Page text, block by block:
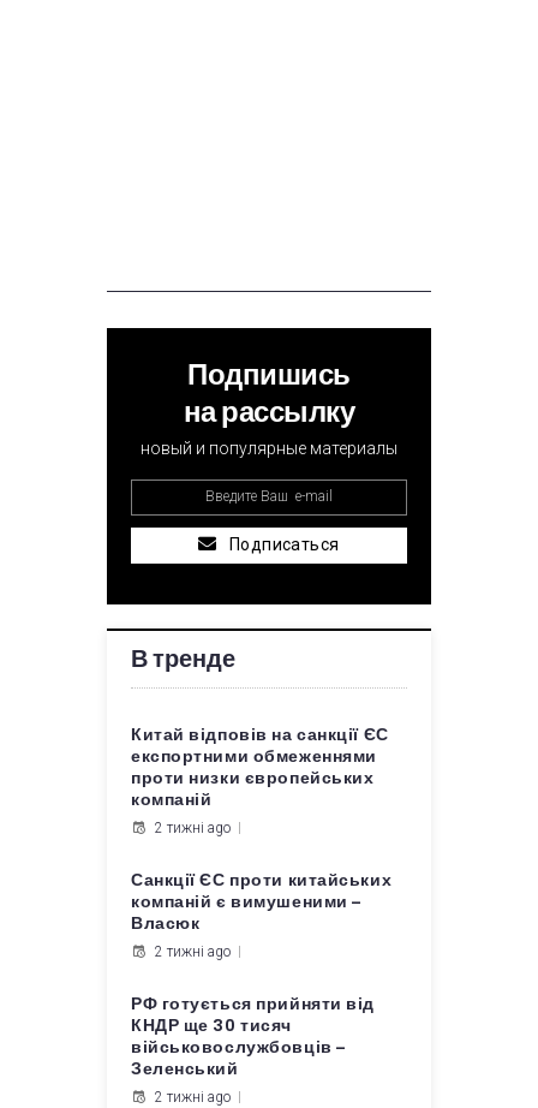
Подпишись
на рассылку
новый и популярные материалы
Подписаться
В тренде
Китай відповів на санкції ЄС
експортними обмеженнями
проти низки європейських
компаній
2 тижні ago
Санкції ЄС проти китайських
компаній є вимушеними –
Власюк
2 тижні ago
РФ готується прийняти від
КНДР ще 30 тисяч
військовослужбовців –
Зеленський
2 тижні ago